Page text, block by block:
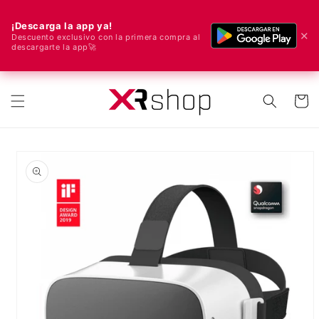
¡Descarga la app ya!
Descuento exclusivo con la primera compra al
descargarte la app🚀
✕
🌍 ¡Enviamos a todo el mundo! 🚀📦
Carrito
a la información del producto